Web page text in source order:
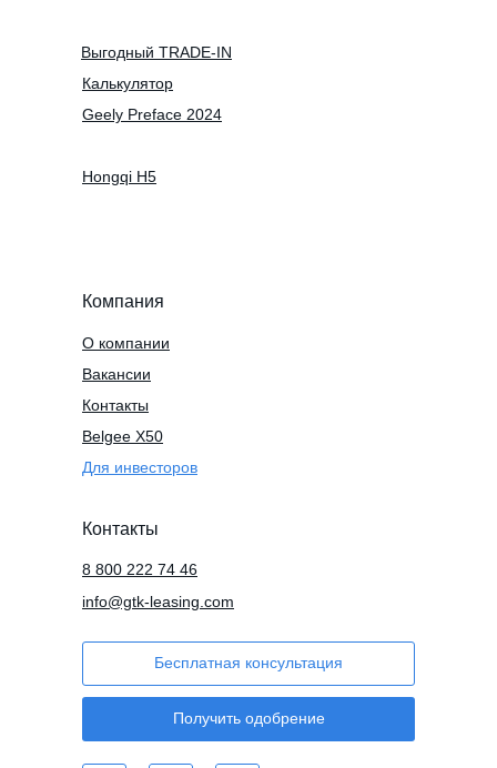
Компания
О компании
Вакансии
Контакты
Для инвесторов
Контакты
info@gtk-leasing.com
Бесплатная консультация
Получить одобрение
Belgee X50
Калькулятор
Hongqi H5
8 800 222 74 46
Выгодный TRADE-IN
Geely Preface 2024